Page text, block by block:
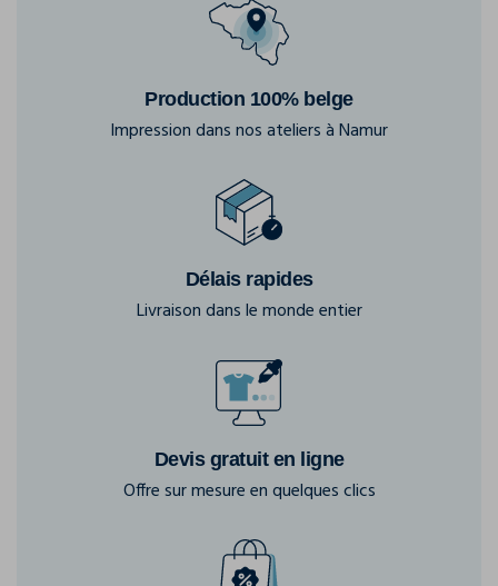
Production 100% belge
Impression dans nos ateliers à Namur
Délais rapides
Livraison dans le monde entier
Devis gratuit en ligne
Offre sur mesure en quelques clics